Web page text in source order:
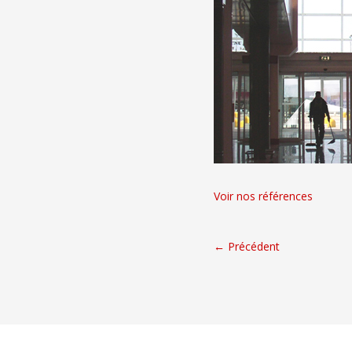
Voir nos références
← Précédent